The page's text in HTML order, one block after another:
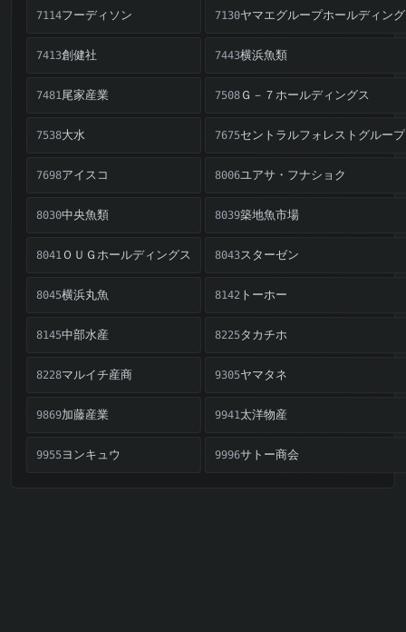
7114フーディソン 7130ヤマエグループホールディン
7413創健社 7443横浜魚類
7481尾家産業 7508 Ｇ－７ホールディングス
7538大水 7675セントラルフォレストグループ
7698アイスコ 8006ユアサ・フナショク
8030中央魚類 8039築地魚市場
8041ＯＵＧホールディングス 8043スターゼン
8045横浜丸魚 8142トーホー
8145中部水産 8225タカチホ
8228マルイチ産商 9305ヤマタネ
9869加藤産業 9941太洋物産
9955ヨンキュウ 9996サトー商会